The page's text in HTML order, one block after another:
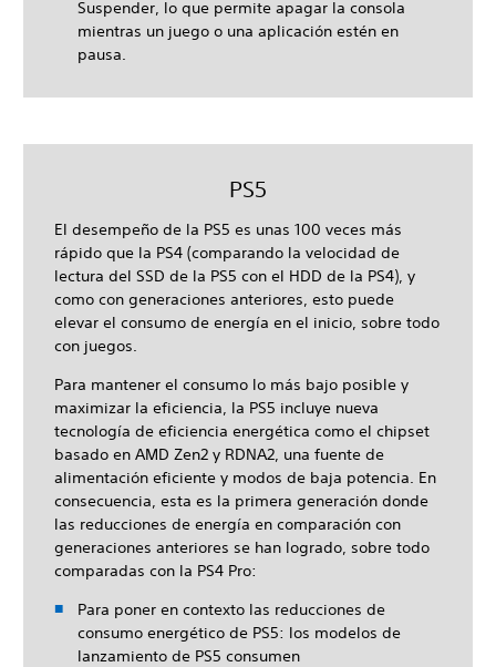
Suspender, lo que permite apagar la consola
mientras un juego o una aplicación estén en
pausa.
PS5
El desempeño de la PS5 es unas 100 veces más
rápido que la PS4 (comparando la velocidad de
lectura del SSD de la PS5 con el HDD de la PS4), y
como con generaciones anteriores, esto puede
elevar el consumo de energía en el inicio, sobre todo
con juegos.
Para mantener el consumo lo más bajo posible y
maximizar la eficiencia, la PS5 incluye nueva
tecnología de eficiencia energética como el chipset
basado en AMD Zen2 y RDNA2, una fuente de
alimentación eficiente y modos de baja potencia. En
consecuencia, esta es la primera generación donde
las reducciones de energía en comparación con
generaciones anteriores se han logrado, sobre todo
comparadas con la PS4 Pro:
Para poner en contexto las reducciones de
consumo energético de PS5: los modelos de
lanzamiento de PS5 consumen